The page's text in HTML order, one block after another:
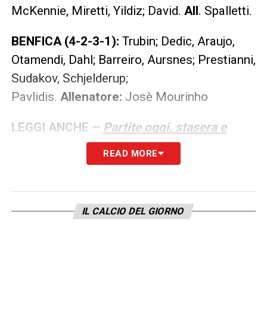
McKennie, Miretti, Yildiz; David. All. Spalletti.
BENFICA (4-2-3-1): Trubin; Dedic, Araujo,
Otamendi, Dahl; Barreiro, Aursnes; Prestianni,
Sudakov, Schjelderup;
Pavlidis. Allenatore: Josè Mourinho
LEGGI ANCHE – Partite oggi, stasera e
domani: guida alla Diretta TV
READ MORE
IL CALCIO DEL GIORNO